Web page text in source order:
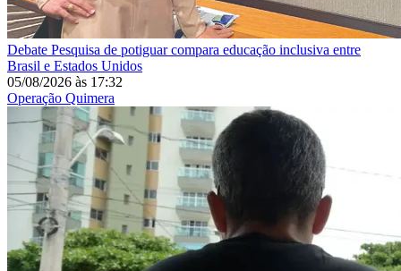
Debate Pesquisa de potiguar compara educação inclusiva entre
Brasil e Estados Unidos
05/08/2026 às 17:32
Operação Quimera